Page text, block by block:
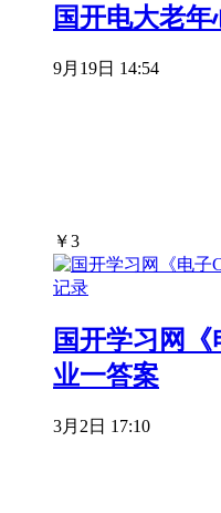
国开电大老
9月19日 14:54
￥3
国开学习网
业一答案
3月2日 17:10